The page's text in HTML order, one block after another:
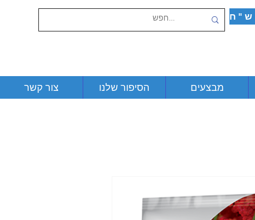
צור קשר הסיפור שלנו מבצעים